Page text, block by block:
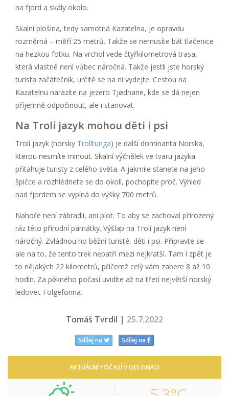
na fjord a skály okolo.
Skalní plošina, tedy samotná Kazatelna, je opravdu
rozměrná – měří 25 metrů. Takže se nemusíte bát tlačenice
na hezkou fotku. Na vrchol vede čtyřkilometrová trasa,
která vlastně není vůbec náročná. Takže jestli jste horský
turista začátečník, určitě se na ni vydejte. Cestou na
Kazatelnu narazíte na jezero Tjødnane, kde se dá nejen
příjemně odpočinout, ale i stanovat.
Na Trolí jazyk mohou děti i psi
Trolí jazyk (norsky Trolltunga) je další dominanta Norska,
kterou nesmíte minout. Skalní výčnělek ve tvaru jazyka
přitahuje turisty z celého světa. A jakmile stanete na jeho
špičce a rozhlédnete se do okolí, pochopíte proč. Výhled
nad fjordem se vypíná do výšky 700 metrů.
Nahoře není zábradlí, ani plot. To aby se zachoval přirozený
ráz této přírodní památky. Výšlap na Trolí jazyk není
náročný. Zvládnou ho běžní turisté, děti i psi. Připravte se
ale na to, že tento trek nepatří mezi nejkratší. Tam i zpět je
to nějakých 22 kilometrů, přičemž celý vám zabere 8 až 10
hodin. Za pěkného počasí uvidíte až na třetí největší norský
ledovec Folgefonna.
Tomáš Tvrdil | 25.7.2022
Sdílej na Sdílej na
AKTUÁLNÍ POČASÍ V DESTINACI